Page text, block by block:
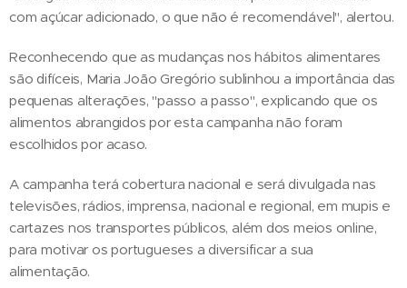
com açúcar adicionado, o que não é recomendável", alertou.
Reconhecendo que as mudanças nos hábitos alimentares
são difíceis, Maria João Gregório sublinhou a importância das
pequenas alterações, "passo a passo", explicando que os
alimentos abrangidos por esta campanha não foram
escolhidos por acaso.
A campanha terá cobertura nacional e será divulgada nas
televisões, rádios, imprensa, nacional e regional, em mupis e
cartazes nos transportes públicos, além dos meios online,
para motivar os portugueses a diversificar a sua
alimentação.